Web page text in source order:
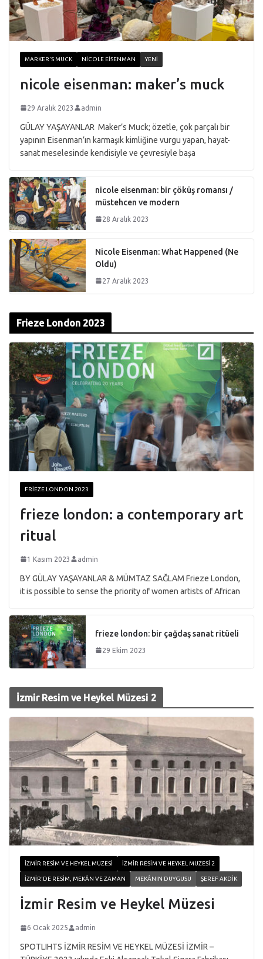
MARKER'S MUCK NICOLE EISENMAN YENI
nicole eisenman: maker’s muck
29 Aralık 2023 admin
GÜLAY YAŞAYANLAR Maker’s Muck; özetle, çok parçalı bir
yapının Eisenman’ın karmaşık kimliğine vurgu yapan, hayat-
sanat meselesinde kendisiyle ve çevresiyle başa
nicole eisenman: bir çöküş romansı /
müstehcen ve modern
28 Aralık 2023
Nicole Eisenman: What Happened (Ne
Oldu)
27 Aralık 2023
Frieze London 2023
FRIEZE LONDON 2023
frieze london: a contemporary art
ritual
1 Kasım 2023 admin
BY GÜLAY YAŞAYANLAR & MÜMTAZ SAĞLAM Frieze London,
it is possible to sense the priority of women artists of African
frieze london: bir çağdaş sanat ritüeli
29 Ekim 2023
İzmir Resim ve Heykel Müzesi 2
İZMIR RESIM VE HEYKEL MÜZESI İZMIR RESIM VE HEYKEL MÜZESI 2
İZMIR'DE RESIM, MEKÂN VE ZAMAN MEKÂNIN DUYGUSU ŞEREF AKDIK
İzmir Resim ve Heykel Müzesi
6 Ocak 2025 admin
SPOTLIHTS İZMİR RESİM VE HEYKEL MÜZESİ İZMİR –